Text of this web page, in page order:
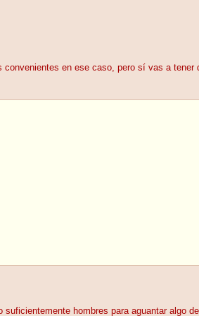
convenientes en ese caso, pero sí vas a tener
hombres para aguantar algo